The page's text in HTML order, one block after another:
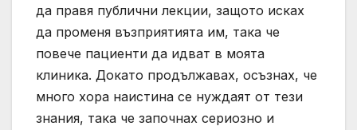
да правя публични лекции, защото исках
да променя възприятията им, така че
повече пациенти да идват в моята
клиника. Докато продължавах, осъзнах, че
много хора наистина се нуждаят от тези
знания, така че започнах сериозно и